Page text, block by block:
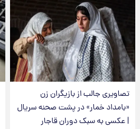
تصاویری جالب از بازیگران زن
«بامداد خمار» در پشت صحنه سریال
| عکسی به سبک دوران قاجار